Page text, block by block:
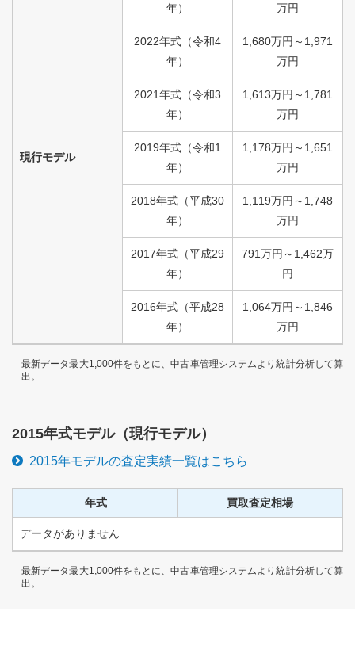
現行モデル
年）
万円
2022年式 （令和4
年）
1,680万円 ～ 1,971
万円
2021年式 （令和3
年）
1,613万円 ～ 1,781
万円
2019年式 （令和1
年）
1,178万円 ～ 1,651
万円
2018年式 （平成30
年）
1,119万円 ～ 1,748
万円
2017年式 （平成29
年）
791万円 ～ 1,462万
円
2016年式 （平成28
年）
1,064万円 ～ 1,846
万円
最新データ最大1,000件をもとに、中古車管理システムより統計分析して算
出。
2015年式モデル（現行モデル）
2015年モデルの査定実績一覧はこちら
年式 買取査定相場
データがありません
最新データ最大1,000件をもとに、中古車管理システムより統計分析して算
出。